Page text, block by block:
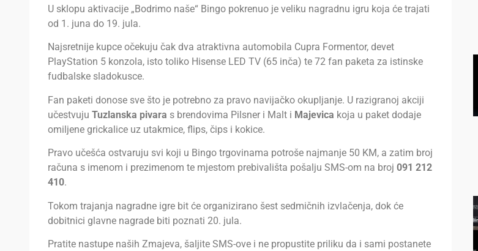
U sklopu aktivacije „Bodrimo naše“ Bingo pokrenuo je veliku nagradnu igru koja će trajati
od 1. juna do 19. jula.
Najsretnije kupce očekuju čak dva atraktivna automobila Cupra Formentor, devet
PlayStation 5 konzola, isto toliko Hisense LED TV (65 inča) te 72 fan paketa za istinske
fudbalske sladokusce.
Fan paketi donose sve što je potrebno za pravo navijačko okupljanje. U razigranoj akciji
učestvuju Tuzlanska pivara s brendovima Pilsner i Malt i Majevica koja u paket dodaje
omiljene grickalice uz utakmice, flips, čips i kokice.
Pravo učešća ostvaruju svi koji u Bingo trgovinama potroše najmanje 50 KM, a zatim broj
računa s imenom i prezimenom te mjestom prebivališta pošalju SMS-om na broj 091 212
410.
Tokom trajanja nagradne igre bit će organizirano šest sedmičnih izvlačenja, dok će
dobitnici glavne nagrade biti poznati 20. jula.
Pratite nastupe naših Zmajeva, šaljite SMS-ove i ne propustite priliku da i sami postanete